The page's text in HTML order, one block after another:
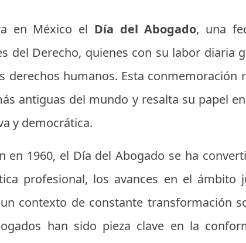
en México el Día del Abogado, una
del Derecho, quienes con su labor diaria
derechos humanos. Esta conmemoración
antiguas del mundo y resalta su papel
y democrática.
en 1960, el Día del Abogado se ha
profesional, los avances en el ámbito
contexto de constante transformación
han sido pieza clave en la